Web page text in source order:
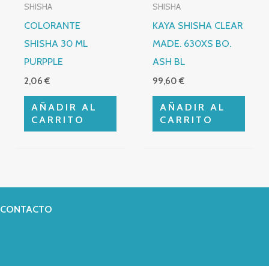
SHISHA
COLORANTE
SHISHA 30 ML
PURPPLE
2,06€
AÑADIR AL
CARRITO
SHISHA
KAYA SHISHA CLEAR
MADE. 630XS BO.
ASH BL
99,60€
AÑADIR AL
CARRITO
CONTACTO